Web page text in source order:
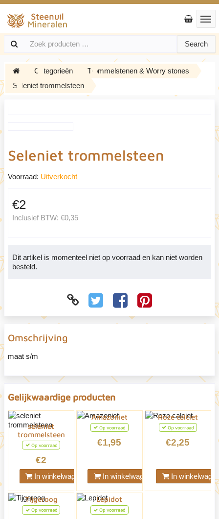
Search
Categorieën
Trommelstenen & Worry stones
Seleniet trommelsteen
Seleniet trommelsteen
Voorraad: Uitverkocht
€2
Inclusief BTW: €0,35
Dit artikel is momenteel niet op voorraad en kan niet worden
besteld.
Omschrijving
maat s/m
Gelijkwaardige producten
seleniet
trommelsteen
Op voorraad
€2
In winkelwagen
Amazoniet
Op voorraad
€1,95
In winkelwagen
Roze calciet
Op voorraad
€2,25
In
Tijgeroog
Op voorraad
Lepidot
Op voorraad